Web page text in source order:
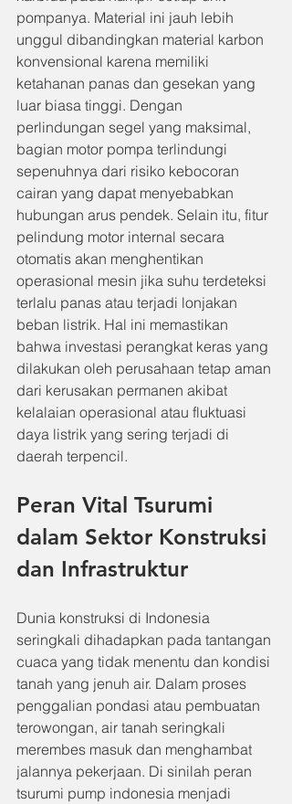
pompanya. Material ini jauh lebih
unggul dibandingkan material karbon
konvensional karena memiliki
ketahanan panas dan gesekan yang
luar biasa tinggi. Dengan
perlindungan segel yang maksimal,
bagian motor pompa terlindungi
sepenuhnya dari risiko kebocoran
cairan yang dapat menyebabkan
hubungan arus pendek. Selain itu, fitur
pelindung motor internal secara
otomatis akan menghentikan
operasional mesin jika suhu terdeteksi
terlalu panas atau terjadi lonjakan
beban listrik. Hal ini memastikan
bahwa investasi perangkat keras yang
dilakukan oleh perusahaan tetap aman
dari kerusakan permanen akibat
kelalaian operasional atau fluktuasi
daya listrik yang sering terjadi di
daerah terpencil.
Peran Vital Tsurumi
dalam Sektor Konstruksi
dan Infrastruktur
Dunia konstruksi di Indonesia
seringkali dihadapkan pada tantangan
cuaca yang tidak menentu dan kondisi
tanah yang jenuh air. Dalam proses
penggalian pondasi atau pembuatan
terowongan, air tanah seringkali
merembes masuk dan menghambat
jalannya pekerjaan. Di sinilah peran
tsurumi pump indonesia menjadi